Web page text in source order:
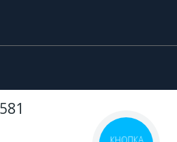
КНОПКА